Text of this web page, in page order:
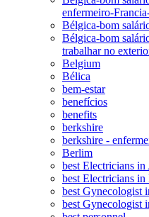
enfermeiro-
Bélgica-bom
Bélgica-bom
trabalhar no
Belgium
Bélica
bem-estar
benefícios
benefits
berkshire
berkshire -
Berlim
best Electricians
best Electricians
best Gynecologist
best Gynecologist